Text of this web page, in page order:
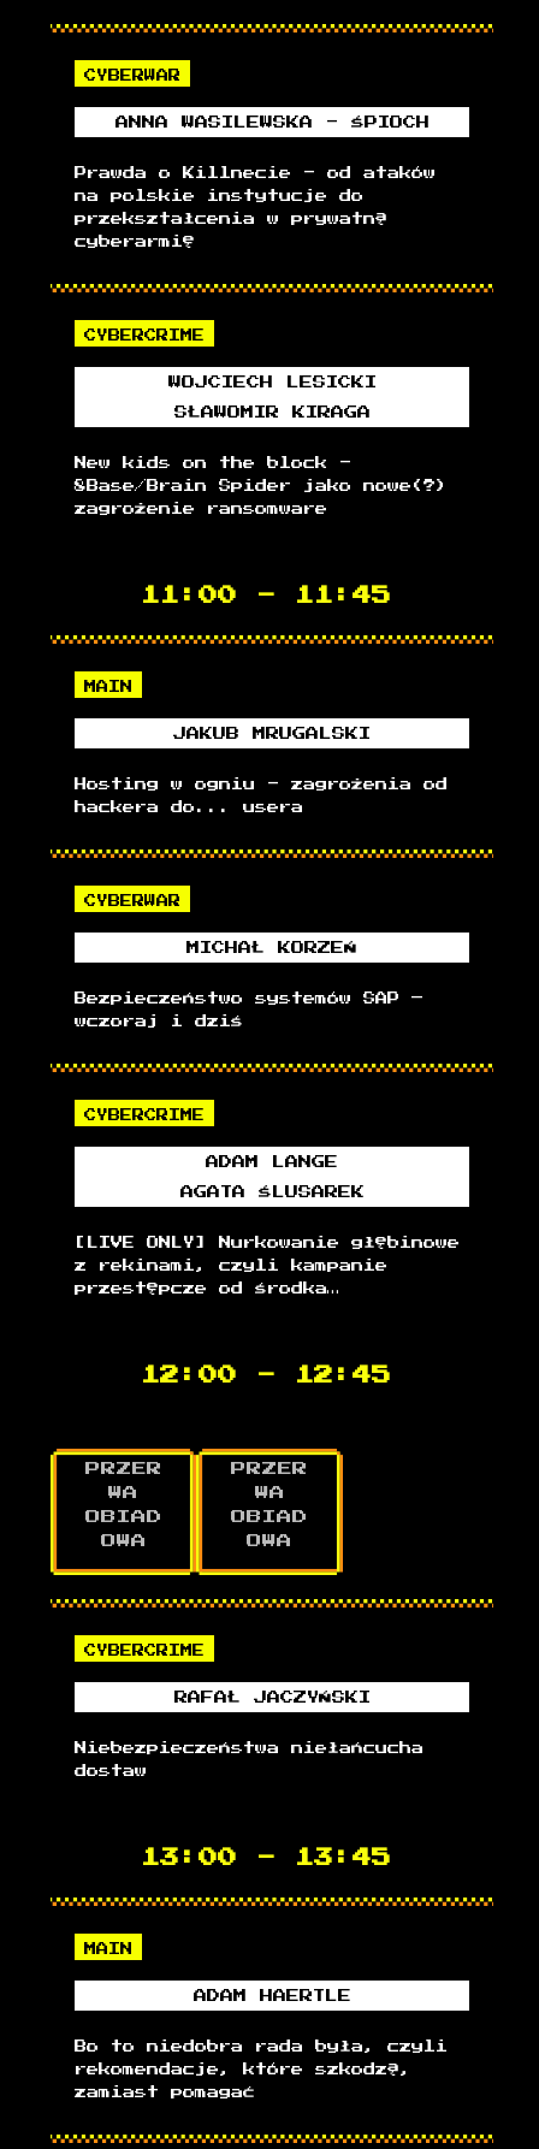
CYBERWAR
Prawda o Killnecie - od ataków
na polskie instytucje do
przekształcenia w prywatną
cyberarmię
ANNA WASILEWSKA - ŚPIOCH
CYBERCRIME
New kids on the block -
8Base/Brain Spider jako nowe(?)
zagrożenie ransomware
WOJCIECH LESICKI
SŁAWOMIR KIRAGA
11:00 - 11:45
MAIN
Hosting w ogniu - zagrożenia od
hackera do... usera
JAKUB MRUGALSKI
CYBERWAR
Bezpieczeństwo systemów SAP –
wczoraj i dziś
MICHAŁ KORZEŃ
CYBERCRIME
[LIVE ONLY] Nurkowanie głębinowe
z rekinami, czyli kampanie
przestępcze od środka…
ADAM LANGE
AGATA ŚLUSAREK
12:00 - 12:45
PRZER
WA
OBIAD
OWA
PRZER
WA
OBIAD
OWA
CYBERCRIME
Niebezpieczeństwa niełańcucha
dostaw
RAFAŁ JACZYŃSKI
13:00 - 13:45
MAIN
Bo to niedobra rada była, czyli
rekomendacje, które szkodzą,
zamiast pomagać
ADAM HAERTLE